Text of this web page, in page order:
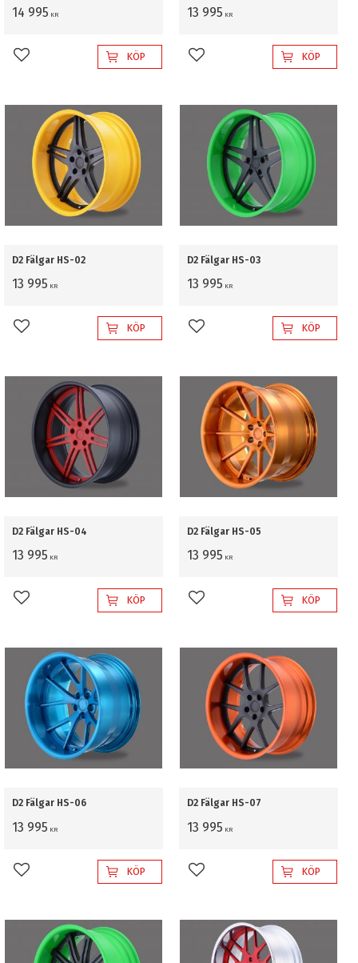
14 995 KR
Lägg till i favoriterKÖP
13 995 KR
Lägg till i favoriterKÖP
D2 Fälgar HS-02
13 995 KR
Lägg till i favoriterKÖP
D2 Fälgar HS-03
13 995 KR
Lägg till i favoriterKÖP
D2 Fälgar HS-04
13 995 KR
Lägg till i favoriterKÖP
D2 Fälgar HS-05
13 995 KR
Lägg till i favoriterKÖP
D2 Fälgar HS-06
13 995 KR
Lägg till i favoriterKÖP
D2 Fälgar HS-07
13 995 KR
Lägg till i favoriterKÖP